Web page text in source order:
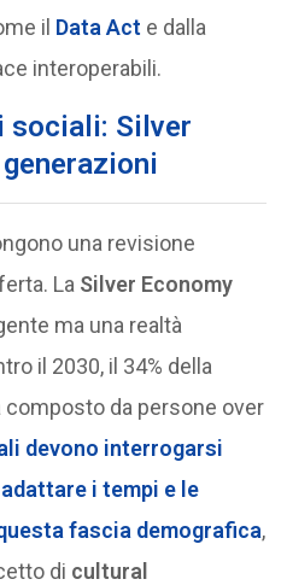
il Data Act e dalla
interoperabili.
sociali: Silver
una revisione
La Silver Economy
ma una realtà
il 2030, il 34% della
composto da persone over
devono interrogarsi
i tempi e le
fascia demografica,
di cultural